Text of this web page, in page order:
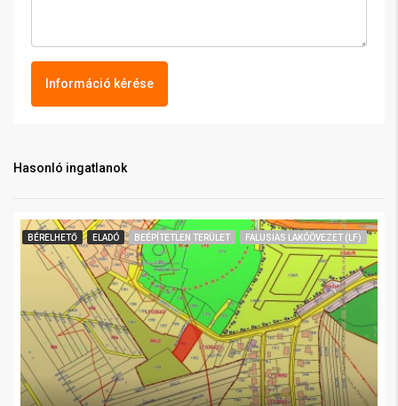
Információ kérése
Hasonló ingatlanok
BÉRELHETŐ ELADÓ BEÉPÍTETLEN TERÜLET FALUSIAS LAKÓÖVEZET (LF)